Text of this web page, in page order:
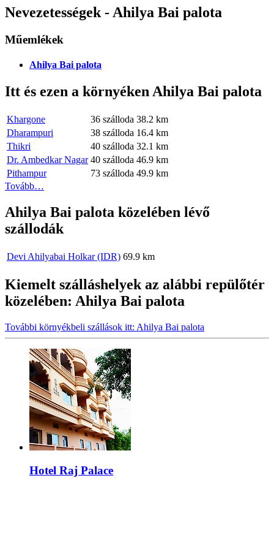
Nevezetességek - Ahilya Bai palota
Műemlékek
Ahilya Bai palota
Itt és ezen a környéken Ahilya Bai palota
Khargone 36 szálloda 38.2 km
Dharampuri
38 szálloda 16.4 km
Thikri
40 szálloda 32.1 km
Dr. Ambedkar Nagar 40 szálloda 46.9 km
Pithampur
73 szálloda 49.9 km
Tovább…
Ahilya Bai palota közelében lévő
szállodák
Devi Ahilyabai Holkar (IDR) 69.9 km
Kiemelt szálláshelyek az alábbi repülőtér
közelében: Ahilya Bai palota
További környékbeli szállások itt: Ahilya Bai palota
Hotel Raj Palace